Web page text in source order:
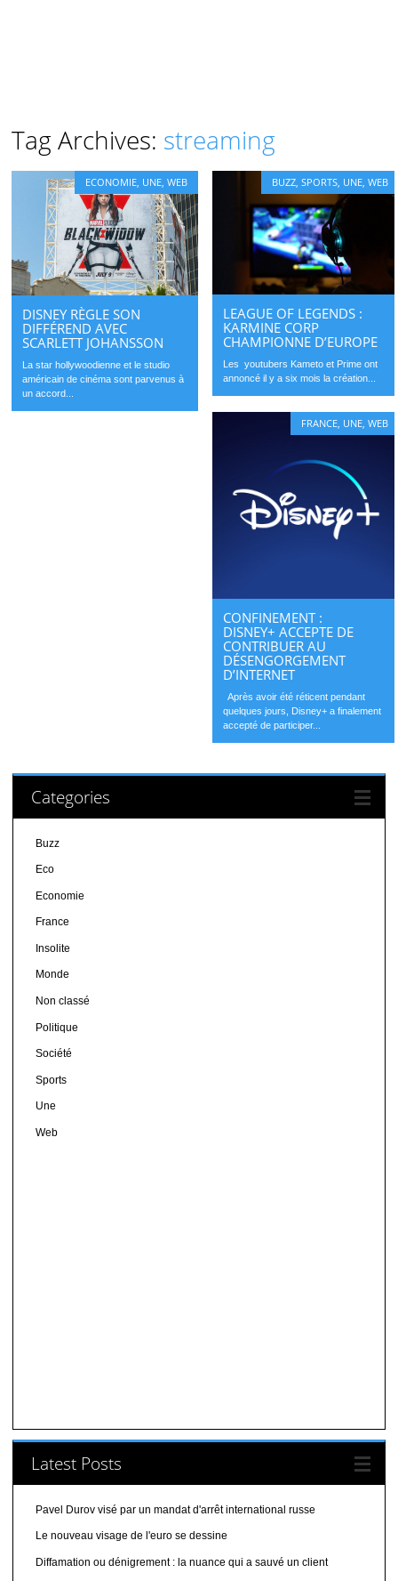
Tag Archives: streaming
ECONOMIE UNE ,WEB
DISNEY RÈGLE SON
DIFFÉREND AVEC
SCARLETT JOHANSSON
La star hollywoodienne et le studio
américain de cinéma sont parvenus à
un accord...
BUZZ ,SPORTS UNE ,WEB
LEAGUE OF LEGENDS :
KARMINE CORP
CHAMPIONNE D’EUROPE
Les youtubers Kameto et Prime ont
annoncé il y a six mois la création...
FRANCE UNE ,WEB
CONFINEMENT :
DISNEY+ ACCEPTE DE
CONTRIBUER AU
DÉSENGORGEMENT
D’INTERNET
Après avoir été réticent pendant
quelques jours, Disney+ a finalement
accepté de participer...
Categories
Buzz
Eco
Economie
France
Insolite
Monde
Non classé
Politique
Société
Sports
Une
Web
Latest Posts
Pavel Durov visé par un mandat d'arrêt international russe
Le nouveau visage de l'euro se dessine
Diffamation ou dénigrement : la nuance qui a sauvé un client